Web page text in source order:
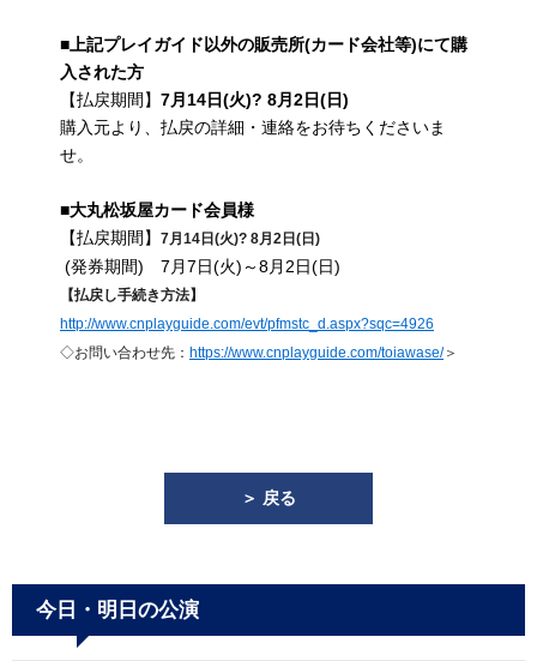
■ 上記プレイガイド以外の販売所(カード会社等)にて購
入された方
【払戻期間】 7月 14日(火)? 8月 2日(日)
購入元より、払戻の詳細・連絡をお待ちくださいま
せ。
■大丸松坂屋カード会員様
【払戻期間】 7月 14 日 (火)? 8月 2 日 ( 日 )
(発券期間) 7月7日(火)～8月2日(日)
【払戻し手続き方法】
http://www.cnplayguide.com/evt/pfmstc_d.aspx?sqc=4926
◇お問い合わせ先： https://www.cnplayguide.com/toiawase/ ＞
＞ 戻る
今日・明日の公演